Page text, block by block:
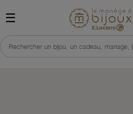
☰
Rechercher un bijou, un cadeau, mariage,